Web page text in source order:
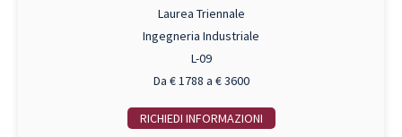
Laurea Triennale
Ingegneria Industriale
L-09
Da € 1788 a € 3600
RICHIEDI INFO